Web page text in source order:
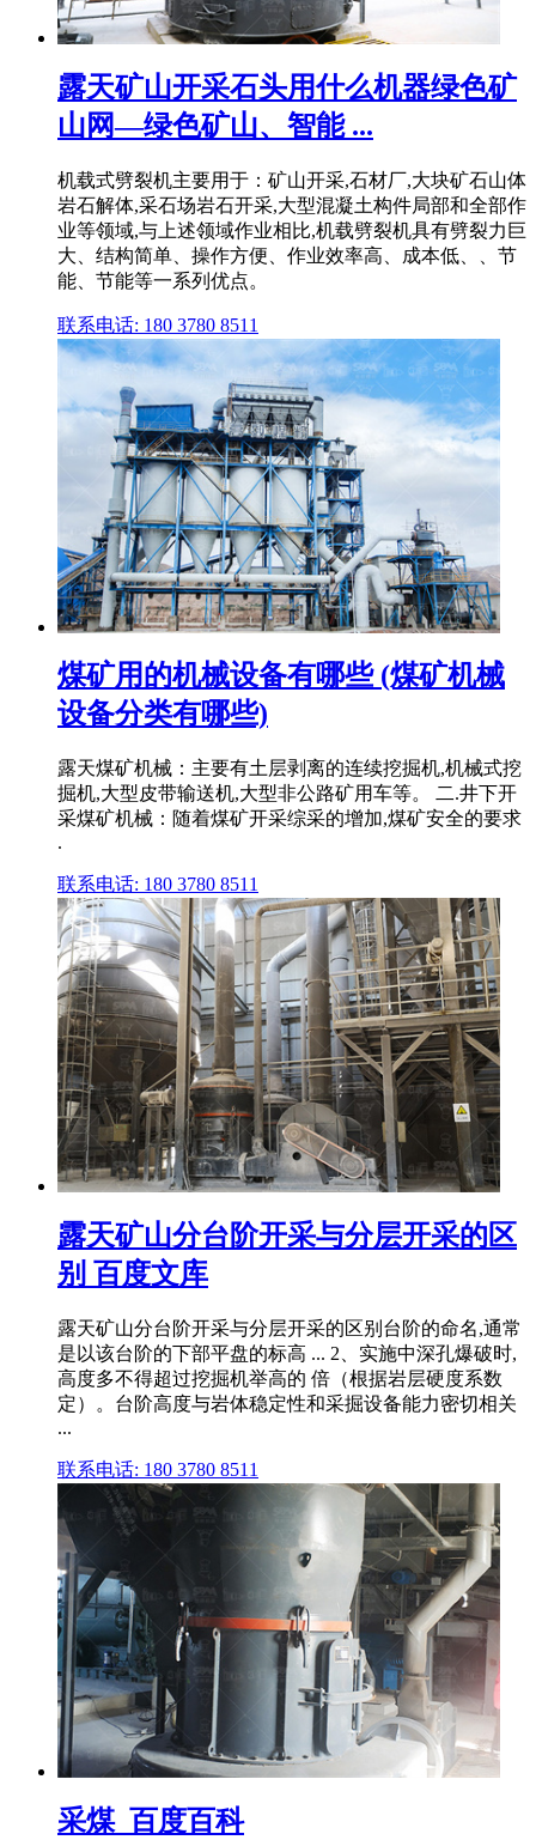
露天矿山开采石头用什么机器绿色矿
山网—绿色矿山、智能 ...
机载式劈裂机主要用于：矿山开采,石材厂,大块矿石山体
岩石解体,采石场岩石开采,大型混凝土构件局部和全部作
业等领域,与上述领域作业相比,机载劈裂机具有劈裂力巨
大、结构简单、操作方便、作业效率高、成本低、、节
能、节能等一系列优点。
联系电话: 180 3780 8511
煤矿用的机械设备有哪些 (煤矿机械
设备分类有哪些)
露天煤矿机械：主要有土层剥离的连续挖掘机,机械式挖
掘机,大型皮带输送机,大型非公路矿用车等。 二.井下开
采煤矿机械：随着煤矿开采综采的增加,煤矿安全的要求
.
联系电话: 180 3780 8511
露天矿山分台阶开采与分层开采的区
别 百度文库
露天矿山分台阶开采与分层开采的区别台阶的命名,通常
是以该台阶的下部平盘的标高 ... 2、实施中深孔爆破时,
高度多不得超过挖掘机举高的 倍（根据岩层硬度系数
定）。台阶高度与岩体稳定性和采掘设备能力密切相关
...
联系电话: 180 3780 8511
采煤_百度百科